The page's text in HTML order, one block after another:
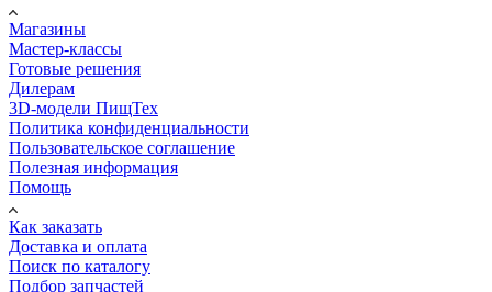
Магазины
Мастер-классы
Готовые решения
Дилерам
3D-модели ПищТех
Политика конфиденциальности
Пользовательское соглашение
Полезная информация
Помощь
Как заказать
Доставка и оплата
Поиск по каталогу
Подбор запчастей